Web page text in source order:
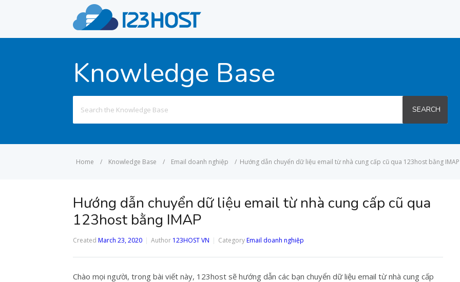
Knowledge Base
for:
SEARCH
Home / Knowledge Base / Email doanh nghiệp / Hướng dẫn chuyển dữ liệu email từ nhà cung cấp cũ qua 123host bằng IMAP
Hướng dẫn chuyển dữ liệu email từ nhà cung cấp cũ qua
123host bằng IMAP
Created March 23, 2020 Author 123HOST VN CategoryEmail doanh nghiệp
Chào mọi người, trong bài viết này, 123host sẽ hướng dẫn các bạn chuyển dữ liệu email từ nhà cung cấp